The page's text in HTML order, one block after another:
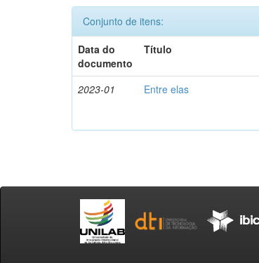
Conjunto de itens:
Data do
documento
Título
2023-01 Entre elas